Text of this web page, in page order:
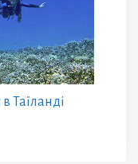
Таїланді